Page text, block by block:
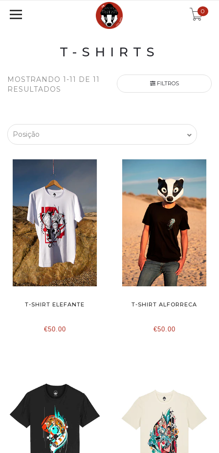
0
T-SHIRTS
MOSTRANDO 1-11 DE 11
RESULTADOS
FILTROS
T-SHIRT ELEFANTE
€50.00
T-SHIRT ALFORRECA
€50.00